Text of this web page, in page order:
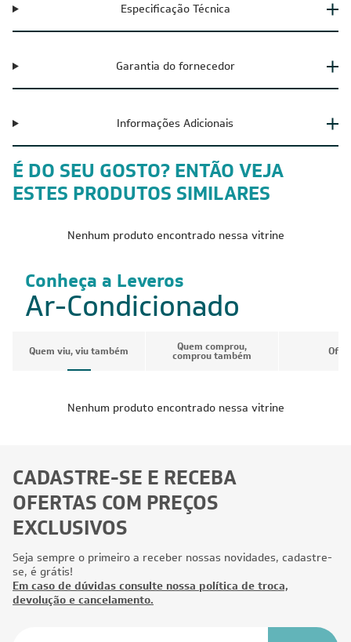
Especificação Técnica
Garantia do fornecedor
Informações Adicionais
É DO SEU GOSTO? ENTÃO VEJA
ESTES PRODUTOS SIMILARES
Nenhum produto encontrado nessa vitrine
Conheça a Leveros
Ar-Condicionado
Quem viu, viu também Quem comprou,
comprou também
Nenhum produto encontrado nessa vitrine
CADASTRE-SE E RECEBA
OFERTAS COM PREÇOS
EXCLUSIVOS
Seja sempre o primeiro a receber nossas novidades, cadastre-
se, é grátis!
Em caso de dúvidas consulte nossa política de troca,
devolução e cancelamento.